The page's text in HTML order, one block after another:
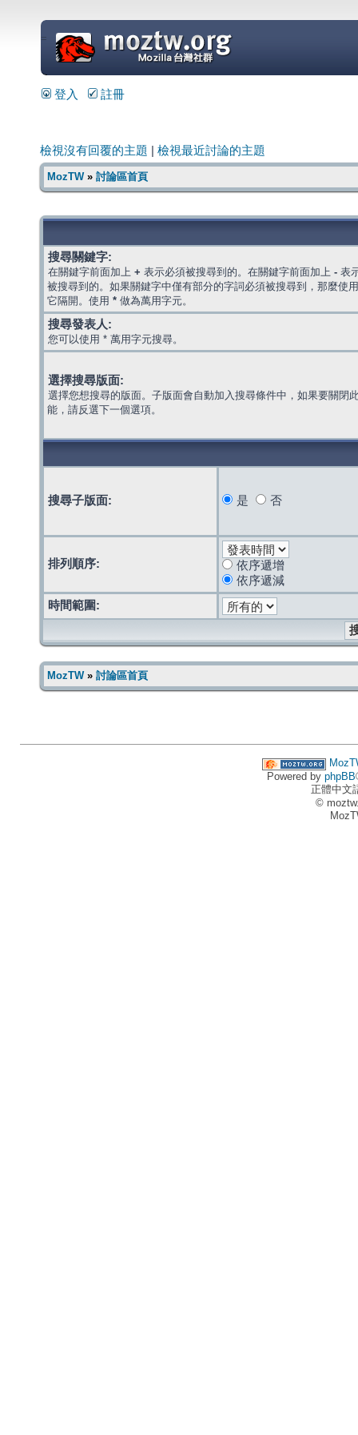
=
登入 註冊
檢視沒有回覆的主題 檢視最近討論的主題
MozTW» 討論區首頁
搜尋關鍵字:
在關鍵字前面加上 + 表示必須被搜尋到的。在關鍵字前面加上 - 表
被搜尋到的。如果關鍵字中僅有部分的字詞必須被搜尋到，那麼使
它隔開。使用 * 做為萬用字元。
搜尋發表人:
您可以使用 * 萬用字元搜尋。
選擇搜尋版面:
選擇您想搜尋的版面。子版面會自動加入搜尋條件中，如果要關閉
能，請反選下一個選項。
搜尋子版面: 是 否
排列順序:
依序遞增
依序遞減
時間範圍:
MozTW» 討論區首頁
Powered by phpBB
正體中文
©